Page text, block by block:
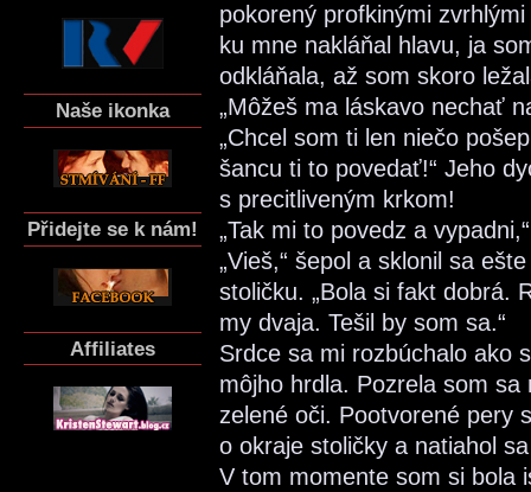
Naše ikonka
Přidejte se k nám!
Affiliates
pokorený profkinými
ku mne nakláňal hlavu, ja
odkláňala, až som skoro
„Môžeš ma láskavo nechať
„Chcel som ti len niečo
šancu ti to povedať!“ Jeho
s precitliveným krkom!
„Tak mi to povedz a
„Vieš,“ šepol a sklonil sa
stoličku. „Bola si fakt dobrá.
my dvaja. Tešil by som sa.“
Srdce sa mi rozbúchalo ako
môjho hrdla. Pozrela som
zelené oči. Pootvorené pery
o okraje stoličky a natiahol
V tom momente som si bola